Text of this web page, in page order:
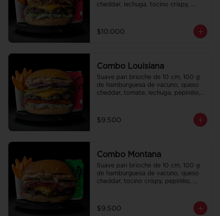
cheddar, lechuga, tocino crispy,
perfectamente condimentadas, salsa
de la casa de regalo a elección y una
$10.000
Combo Louisiana
Suave pan brioche de 10 cm, 100 g
de hamburguesa de vacuno, queso
cheddar, tomate, lechuga, pepinillo,
condimentadas, salsa de la casa de
regalo a elección y una bebida de
$9.500
Combo Montana
Suave pan brioche de 10 cm, 100 g
de hamburguesa de vacuno, queso
cheddar, tocino crispy, pepinillo,
salsa de la casa de regalo a elección
y una Bebida de 350 cc a elección.
$9.500